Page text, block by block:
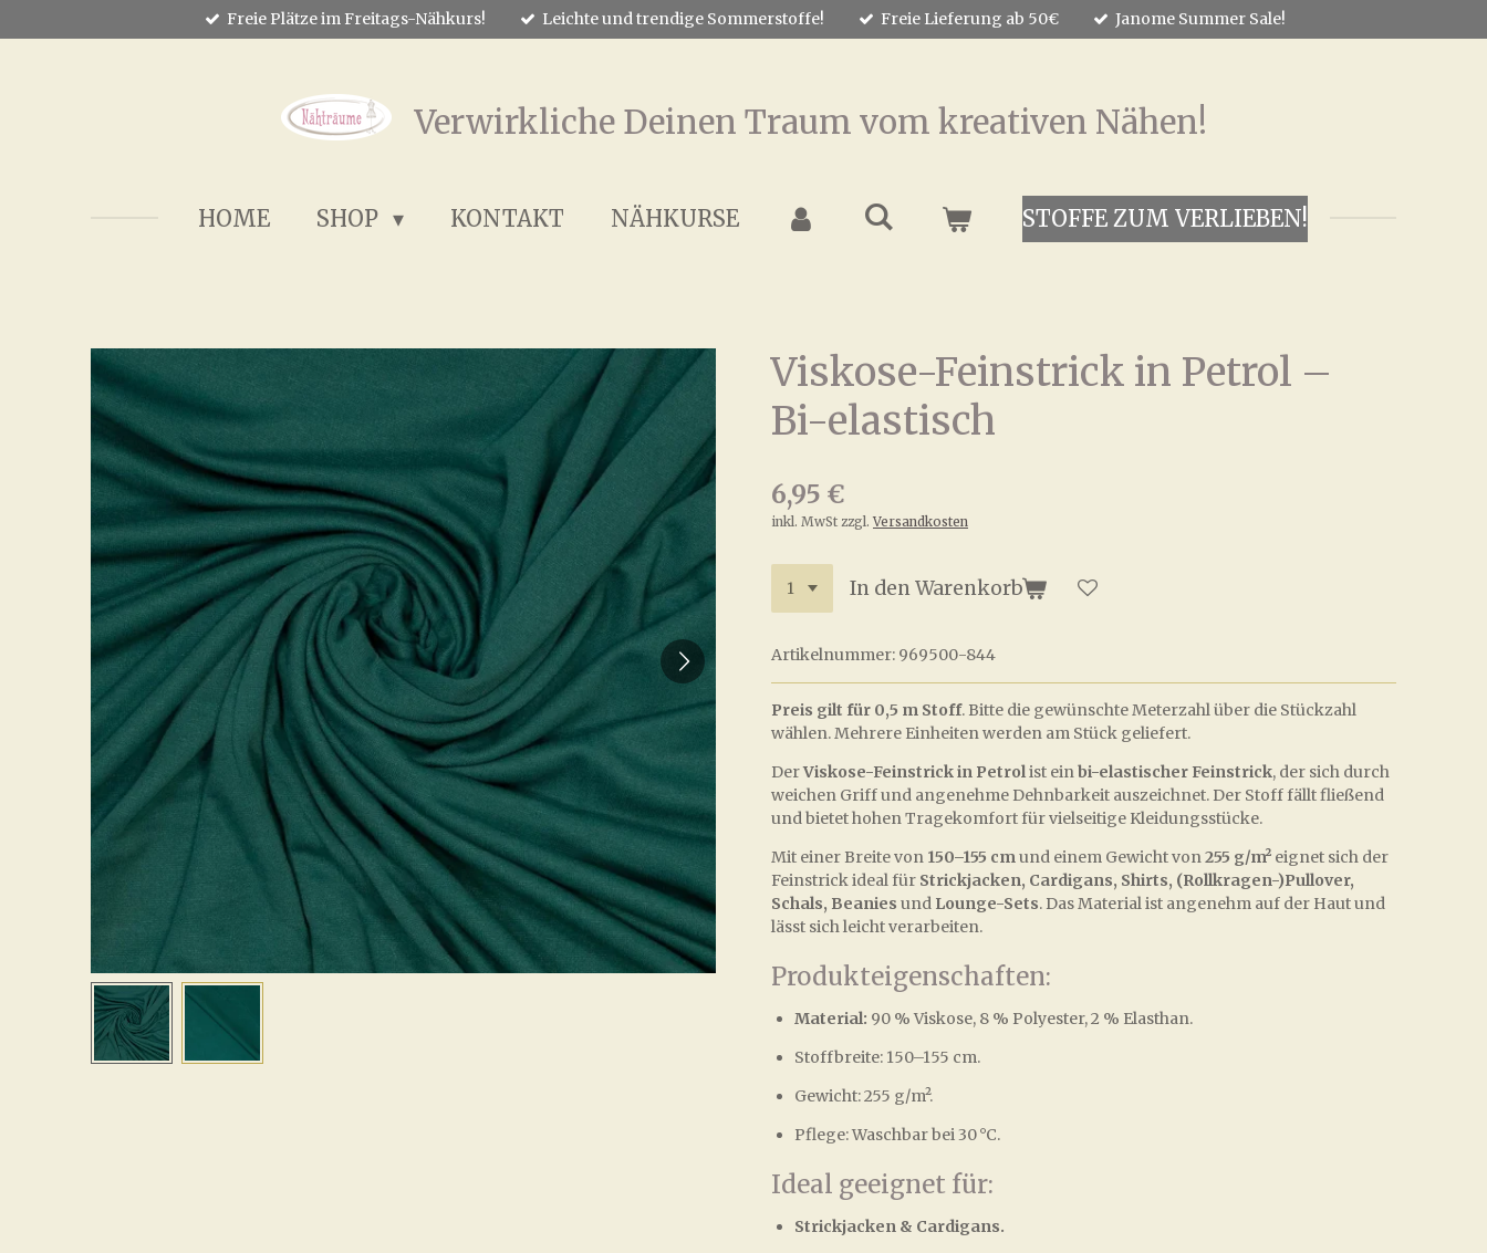
Hauptinhalt
Freie Plätze im Freitags-Nähkurs! Leichte und trendige Sommerstoffe! Freie Lieferung ab 50€ Janome Summer Sale!
Verwirkliche Deinen Traum vom kreativen Nähen!
HOME SHOP KONTAKT NÄHKURSE STOFFE ZUM VERLIEBEN!
Viskose-Feinstrick in Petrol –
Bi-elastisch
6,95 €
inkl. MwSt zzgl.Versandkosten
In den Warenkorb
Artikelnummer: 969500-844
Preis gilt für 0,5 m Stoff. Bitte die gewünschte Meterzahl über die Stückzahl
wählen. Mehrere Einheiten werden am Stück geliefert.
DerViskose-Feinstrick in Petrolist einbi-elastischer Feinstrick, der sich durch
weichen Griff und angenehme Dehnbarkeit auszeichnet. Der Stoff fällt fließend
und bietet hohen Tragekomfort für vielseitige Kleidungsstücke.
Mit einer Breite von 150–155 cmund einem Gewicht von255 g/m² eignet sich der
Feinstrick ideal für Strickjacken, Cardigans, Shirts, (Rollkragen-)Pullover,
Schals, Beanies und Lounge-Sets. Das Material ist angenehm auf der Haut und
lässt sich leicht verarbeiten.
Produkteigenschaften:
Material: 90 % Viskose, 8 % Polyester, 2 % Elasthan.
Stoffbreite: 150–155 cm.
Gewicht: 255 g/m².
Pflege: Waschbar bei 30 °C.
Ideal geeignet für:
Strickjacken & Cardigans.